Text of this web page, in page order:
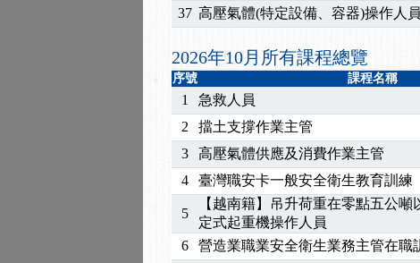
2025/06/06【進修課程】～～前導課程
2025/05/29【進修課程】前導課程推出
2025/04/28【進修課程】要怎麼進修自
2025/01/21「高壓氣體製造安全主任」
訓測驗
2025/01/15
37 高壓氣體(特定設備、容器)操作人
2026年10月所有課程總覽
序號 課程名稱
1 急救人員
2 擋土支撐作業主管
3 高壓氣體供應及消費作業主管
4 臺灣職安卡一般安全衛生教育訓練
5
【越南籍】吊升荷重在零點五公噸
定式起重機操作人員
6 營造業職業安全衛生業務主管在職